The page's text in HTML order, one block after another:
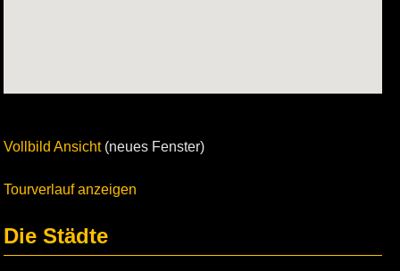
Vollbild Ansicht(neues Fenster)
Tourverlauf anzeigen
Die Städte